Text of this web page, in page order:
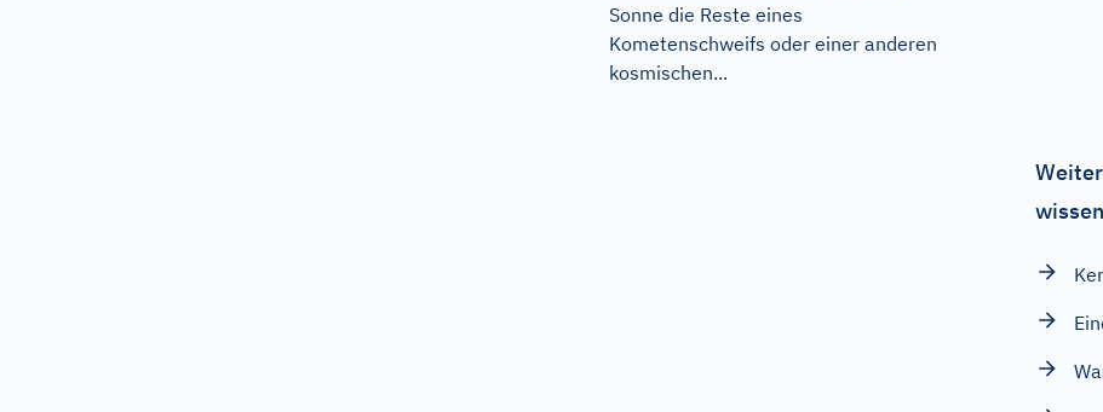
Sonne die Reste eines
Kometenschweifs oder einer anderen
kosmischen...